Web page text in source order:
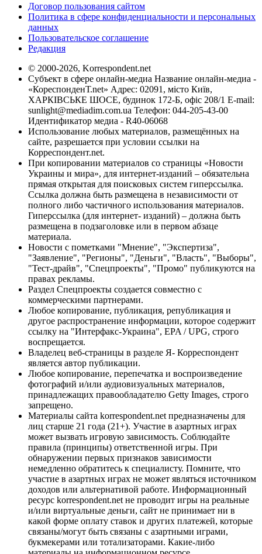
Договор пользования сайтом
Политика в сфере конфиденциальности и персональных
данных
Пользовательское соглашение
Редакция
© 2000-2026, Korrespondent.net
Субъект в сфере онлайн-медиа Название онлайн-медиа -
«КореспонденТ.net» Адрес: 02091, місто Київ,
ХАРКІВСЬКЕ ШОСЕ, будинок 172-Б, офіс 208/1 E-mail:
sunlight@mediadim.com.ua Телефон: 044-205-43-00
Идентификатор медиа - R40-06068
Использование любых материалов, размещённых на
сайте, разрешается при условии ссылки на
Корреспондент.net.
При копировании материалов со страницы «Новости
Украины и мира», для интернет-изданий – обязательна
прямая открытая для поисковых систем гиперссылка.
Ссылка должна быть размещена в независимости от
полного либо частичного использования материалов.
Гиперссылка (для интернет- изданий) – должна быть
размещена в подзаголовке или в первом абзаце
материала.
Новости с пометками "Мнение", "Экспертиза",
"Заявление", "Регионы", "Деньги", "Власть", "Выборы",
"Тест-драйв", "Спецпроекты", "Промо" публикуются на
правах рекламы.
Раздел Спецпроекты создается совместно с
коммерческими партнерами.
Любое копирование, публикация, републикация и
другое распространение информации, которое содержит
ссылку на "Интерфакс-Украина", EPA / UPG, строго
воспрещается.
Владелец веб-страницы в разделе Я- Корреспондент
является автор публикации.
Любое копирование, перепечатка и воспроизведение
фотографий и/или аудиовизуальных материалов,
принадлежащих правообладателю Getty Images, строго
запрещено.
Материалы сайта korrespondent.net предназначены для
лиц старше 21 года (21+). Участие в азартных играх
может вызвать игровую зависимость. Соблюдайте
правила (принципы) ответственной игры. При
обнаружении первых признаков зависимости
немедленно обратитесь к специалисту. Помните, что
участие в азартных играх не может являться источником
доходов или альтернативой работе. Информационный
ресурс korrespondent.net не проводит игры на реальные
и/или виртуальные деньги, сайт не принимает ни в
какой форме оплату ставок и других платежей, которые
связаны/могут быть связаны с азартными играми,
букмекерами или тотализаторами. Какие-либо